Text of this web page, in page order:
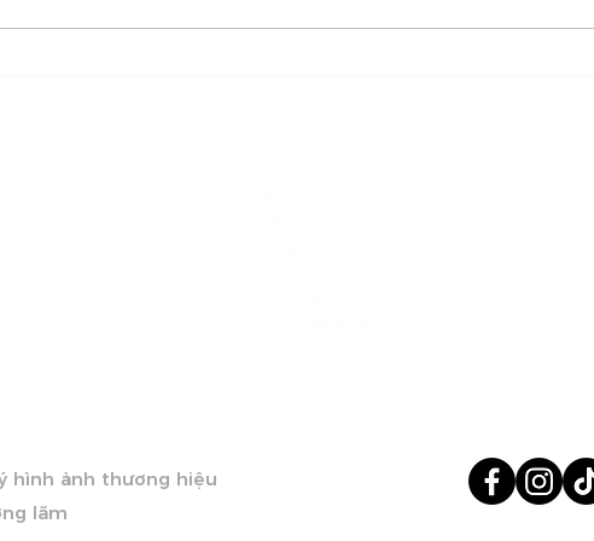
hình ảnh thương hiệu
lãm